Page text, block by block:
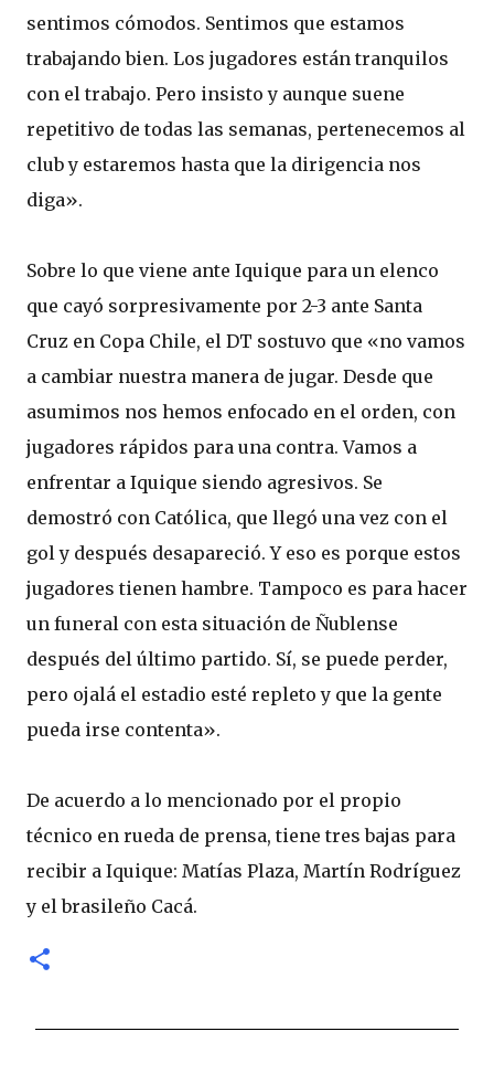
sentimos cómodos. Sentimos que estamos
trabajando bien. Los jugadores están tranquilos
con el trabajo. Pero insisto y aunque suene
repetitivo de todas las semanas, pertenecemos al
club y estaremos hasta que la dirigencia nos
diga».
Sobre lo que viene ante Iquique para un elenco
que cayó sorpresivamente por 2-3 ante Santa
Cruz en Copa Chile, el DT sostuvo que «no vamos
a cambiar nuestra manera de jugar. Desde que
asumimos nos hemos enfocado en el orden, con
jugadores rápidos para una contra. Vamos a
enfrentar a Iquique siendo agresivos. Se
demostró con Católica, que llegó una vez con el
gol y después desapareció. Y eso es porque estos
jugadores tienen hambre. Tampoco es para hacer
un funeral con esta situación de Ñublense
después del último partido. Sí, se puede perder,
pero ojalá el estadio esté repleto y que la gente
pueda irse contenta».
De acuerdo a lo mencionado por el propio
técnico en rueda de prensa, tiene tres bajas para
recibir a Iquique: Matías Plaza, Martín Rodríguez
y el brasileño Cacá.